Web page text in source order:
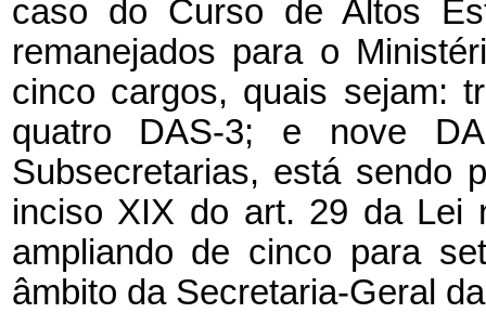
caso do Curso de Altos
remanejados para o
cinco cargos, quais sejam:
quatro DAS-3; e nove
Subsecretarias, está sendo
inciso XIX do art. 29 da Lei
ampliando de cinco para
âmbito da Secretaria-Geral